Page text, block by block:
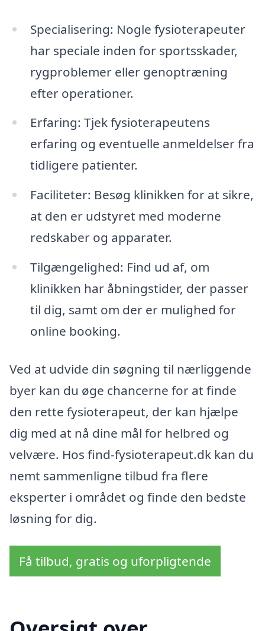
Specialisering: Nogle fysioterapeuter
har speciale inden for sportsskader,
rygproblemer eller genoptræning
efter operationer.
Erfaring: Tjek fysioterapeutens
erfaring og eventuelle anmeldelser fra
tidligere patienter.
Faciliteter: Besøg klinikken for at sikre,
at den er udstyret med moderne
redskaber og apparater.
Tilgængelighed: Find ud af, om
klinikken har åbningstider, der passer
til dig, samt om der er mulighed for
online booking.
Ved at udvide din søgning til nærliggende
byer kan du øge chancerne for at finde
den rette fysioterapeut, der kan hjælpe
dig med at nå dine mål for helbred og
velvære. Hos find-fysioterapeut.dk kan du
nemt sammenligne tilbud fra flere
eksperter i området og finde den bedste
løsning for dig.
Få tilbud, gratis og uforpligtende